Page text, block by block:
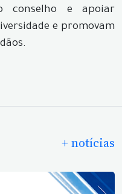
conselho e apoiar
e promovam
+ notícias